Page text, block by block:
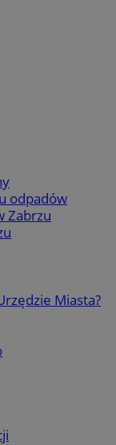
odpadów
Zabrzu
Miasta?